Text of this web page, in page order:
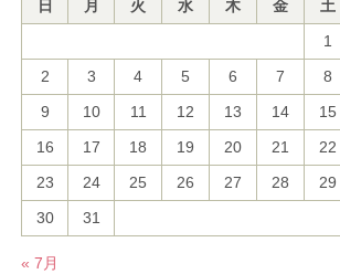
日
月 火 水 木 金
土
1
2
3 4 5 6 7
8
9
10 11 12 13 14
15
16
17 18 19 20 21
22
23
24 25 26 27 28
29
30
31
« 7月